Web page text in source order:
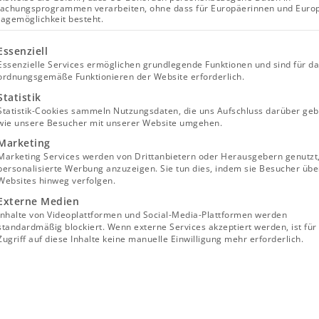
verarbeiten, ohne dass für Europäerinnen und
besteht.
eine Liste der Service-Gruppen, für die eine
Services ermöglichen grundlegende Funktionen und sind für
Funktionieren der Website erforderlich.
Cookies sammeln Nutzungsdaten, die uns Aufschluss darüber
unsere Besucher mit unserer Website umgehen.
Services werden von Drittanbietern oder Herausgebern
Werbung anzuzeigen. Sie tun dies, indem sie Besucher
hinweg verfolgen.
Medien
von Videoplattformen und Social-Media-Plattformen werden
blockiert. Wenn externe Services akzeptiert werden, ist für
auf diese Inhalte keine manuelle Einwilligung mehr erforderlich.